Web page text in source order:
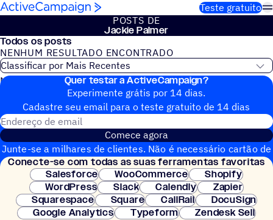
Pular para o conteúdo
Teste gratuito
POSTS DE
Jackie Palmer
Todos os posts
NENHUM RESULTADO ENCONTRADO
Nenhum post do blog encontrado
Quer testar a ActiveCampaign?
Experimente grátis por 14 dias.
Cadastre seu email para o teste gratuito de 14 dias
Comece agora
Junte-se a milhares de clientes. Não é necessário cartão de
crédito. Configuração instantânea.
Conecte-se com todas as suas ferramentas favoritas
Salesforce
WooCommerce
Shopify
WordPress
Slack Calendly
Zapier
Squarespace
Square CallRail
DocuSign
Google Analytics
Typeform Zendesk Sell